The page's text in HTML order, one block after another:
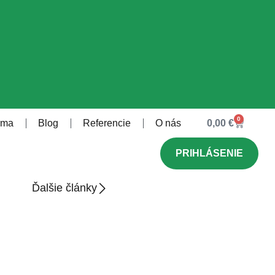
Blog Referencie O nás 0,00€ 0
PRIHLÁSENIE
Ďalšie články